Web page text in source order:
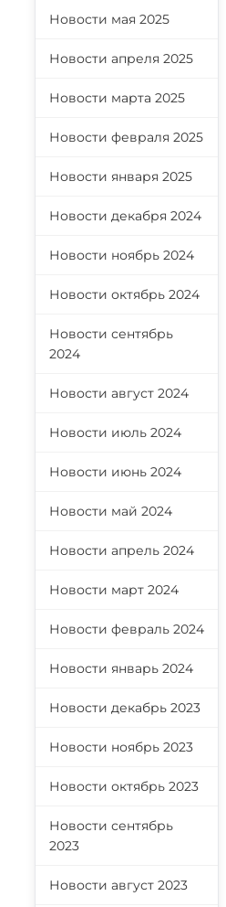
Новости мая 2025
Новости апреля 2025
Новости марта 2025
Новости февраля 2025
Новости января 2025
Новости декабря 2024
Новости ноябрь 2024
Новости октябрь 2024
Новости сентябрь
2024
Новости август 2024
Новости июль 2024
Новости июнь 2024
Новости май 2024
Новости апрель 2024
Новости март 2024
Новости февраль 2024
Новости январь 2024
Новости декабрь 2023
Новости ноябрь 2023
Новости октябрь 2023
Новости сентябрь
2023
Новости август 2023